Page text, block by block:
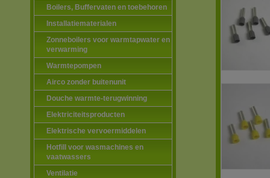
Boilers, Buffervaten en toebehoren
Installatiematerialen
Zonneboilers voor warmtapwater en
verwarming
Warmtepompen
Airco zonder buitenunit
Douche warmte-terugwinning
Elektriciteitsproducten
Elektrische vervoermiddelen
Hotfill voor wasmachines en
vaatwassers
Ventilatie